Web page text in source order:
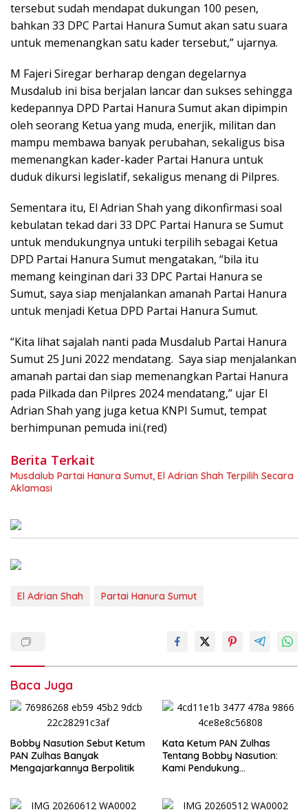
tersebut sudah mendapat dukungan 100 pesen,
bahkan 33 DPC Partai Hanura Sumut akan satu suara
untuk memenangkan satu kader tersebut,” ujarnya.
M Fajeri Siregar berharap dengan degelarnya
Musdalub ini bisa berjalan lancar dan sukses sehingga
kedepannya DPD Partai Hanura Sumut akan dipimpin
oleh seorang Ketua yang muda, enerjik, militan dan
mampu membawa banyak perubahan, sekaligus bisa
memenangkan kader-kader Partai Hanura untuk
duduk dikursi legislatif, sekaligus menang di Pilpres.
Sementara itu, El Adrian Shah yang dikonfirmasi soal
kebulatan tekad dari 33 DPC Partai Hanura se Sumut
untuk mendukungnya untuki terpilih sebagai Ketua
DPD Partai Hanura Sumut mengatakan, “bila itu
memang keinginan dari 33 DPC Partai Hanura se
Sumut, saya siap menjalankan amanah Partai Hanura
untuk menjadi Ketua DPD Partai Hanura Sumut.
“Kita lihat sajalah nanti pada Musdalub Partai Hanura
Sumut 25 Juni 2022 mendatang. Saya siap menjalankan
amanah partai dan siap memenangkan Partai Hanura
pada Pilkada dan Pilpres 2024 mendatang,” ujar El
Adrian Shah yang juga ketua KNPI Sumut, tempat
berhimpunan pemuda ini.(red)
Berita Terkait
Musdalub Partai Hanura Sumut, El Adrian Shah Terpilih Secara
Aklamasi
El Adrian Shah Partai Hanura Sumut
Baca Juga
Bobby Nasution Sebut Ketum
PAN Zulhas Banyak
Mengajarkannya Berpolitik
Kata Ketum PAN Zulhas
Tentang Bobby Nasution:
Kami Pendukung